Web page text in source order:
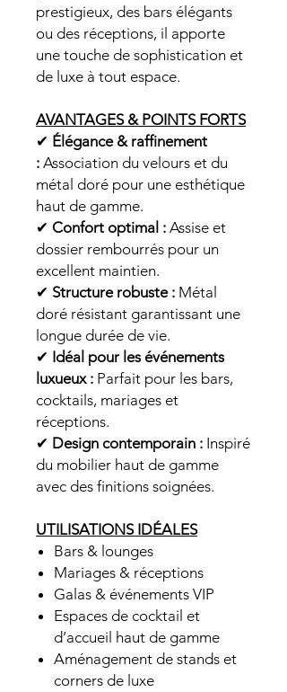
prestigieux, des bars élégants
ou des réceptions, il apporte
une touche de sophistication et
de luxe à tout espace.
AVANTAGES & POINTS FORTS
✔ Élégance & raffinement
: Association du velours et du
métal doré pour une esthétique
haut de gamme.
✔ Confort optimal : Assise et
dossier rembourrés pour un
excellent maintien.
✔ Structure robuste : Métal
doré résistant garantissant une
longue durée de vie.
✔ Idéal pour les événements
luxueux : Parfait pour les bars,
cocktails, mariages et
réceptions.
✔ Design contemporain : Inspiré
du mobilier haut de gamme
avec des finitions soignées.
UTILISATIONS IDÉALES
Bars & lounges
Mariages & réceptions
Galas & événements VIP
Espaces de cocktail et
d’accueil haut de gamme
Aménagement de stands et
corners de luxe